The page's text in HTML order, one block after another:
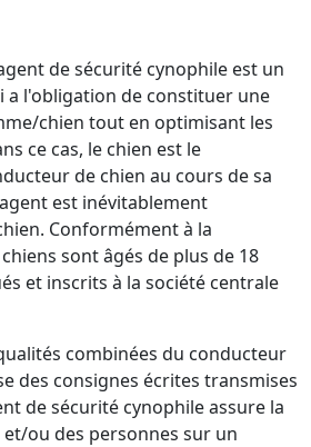
de sécurité cynophile est un
a l'obligation de constituer une
chien tout en optimisant les
ce cas, le chien est le
de chien au cours de sa
est inévitablement
Conformément à la
sont âgés de plus de 18
et inscrits à la société centrale
combinées du conducteur
des consignes écrites transmises
de sécurité cynophile assure la
ou des personnes sur un